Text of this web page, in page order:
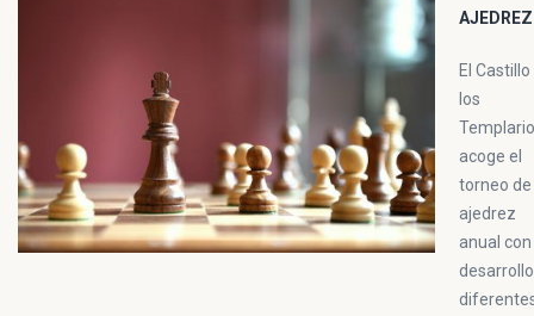
AJEDREZ
El
los
acoge el
torneo de
ajedrez
anual con